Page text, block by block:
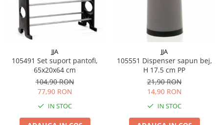
JJA
105491 Set suport pantofi,
65x20x64 cm
104,90 RON
77,90 RON
IN STOC
JJA
105551 Dispenser sapun bej,
H 17.5 cm PP
21,90 RON
14,90 RON
IN STOC